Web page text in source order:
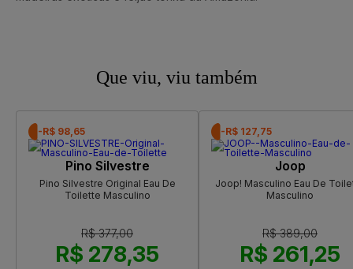
Que viu, viu também
-R$ 98,65
Pino Silvestre
Pino Silvestre Original Eau De
Toilette Masculino
R$ 377,00
R$ 278,35
-R$ 127,75
Joop
Joop! Masculino Eau De
Masculino
R$ 389,00
R$ 261,25